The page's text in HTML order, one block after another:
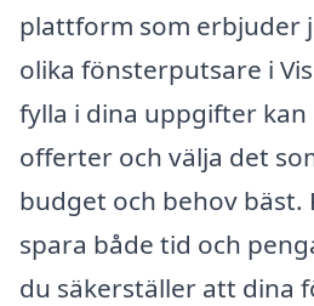
plattform som erbjuder
olika fönsterputsare i
fylla i dina uppgifter
offerter och välja det
budget och behov bäst.
spara både tid och
du säkerställer att dina